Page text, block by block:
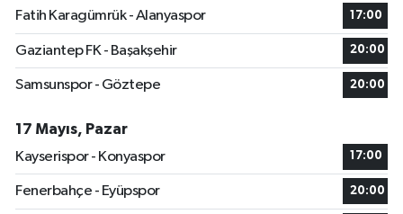
Fatih Karagümrük - Alanyaspor
17:00
Gaziantep FK - Başakşehir 20:00
Samsunspor - Göztepe 20:00
17 Mayıs, Pazar
Kayserispor - Konyaspor
17:00
Fenerbahçe - Eyüpspor 20:00